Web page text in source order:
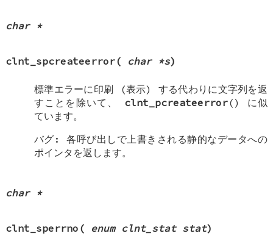
char *
clnt_spcreateerror( char *s)
標準エラーに印刷 (表示) する代わりに文字列を返
すことを除いて、 clnt_pcreateerror() に似
ています。
バグ: 各呼び出しで上書きされる静的なデータへの
ポインタを返します。
char *
clnt_sperrno ( enum clnt_stat stat)